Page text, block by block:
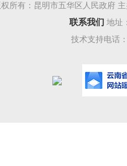
权所有：昆明市五华区人民政府
联系我们 地址
技术支持电话